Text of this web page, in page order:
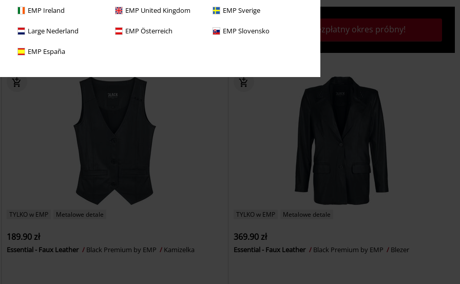
EMP Ireland EMP United Kingdom EMP Sverige
Large Nederland EMP Österreich EMP Slovensko
EMP España
30-dniowy okres próbny BACKSTAGE CLUB Rozpocznij bezpłatny okres próbny!
TYLKO w EMP Metalowe detale
189.90 zł
Essential - Faux Leather Black Premium by EMP Kamizelka
TYLKO w EMP Metalowe detale
369.90 zł
Essential - Faux Leather Black Premium by EMP Blezer